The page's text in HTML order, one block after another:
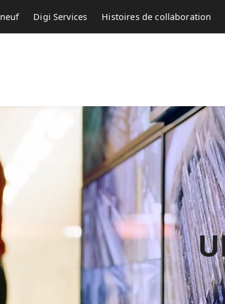
Digi Services Histoires de collaboration